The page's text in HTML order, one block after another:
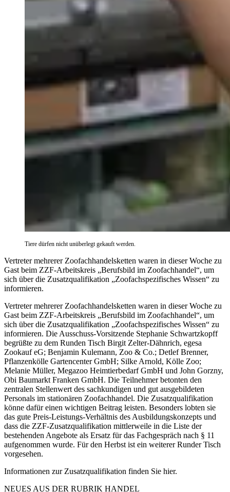
Tiere dürfen nicht unüberlegt gekauft werden.
Vertreter mehrerer Zoofachhandelsketten waren in dieser Woche zu
Gast beim ZZF-Arbeitskreis „Berufsbild im Zoofachhandel“, um
sich über die Zusatzqualifikation „Zoofachspezifisches Wissen“ zu
informieren.
Vertreter mehrerer Zoofachhandelsketten waren in dieser Woche zu
Gast beim ZZF-Arbeitskreis „Berufsbild im Zoofachhandel“, um
sich über die Zusatzqualifikation „Zoofachspezifisches Wissen“ zu
informieren. Die Ausschuss-Vorsitzende Stephanie Schwartzkopff
begrüßte zu dem Runden Tisch Birgit Zelter-Dähnrich, egesa
Zookauf eG; Benjamin Kulemann, Zoo & Co.; Detlef Brenner,
Pflanzenkölle Gartencenter GmbH; Silke Arnold, Kölle Zoo;
Melanie Müller, Megazoo Heimtierbedarf GmbH und John Gorzny,
Obi Baumarkt Franken GmbH. Die Teilnehmer betonten den
zentralen Stellenwert des sachkundigen und gut ausgebildeten
Personals im stationären Zoofachhandel. Die Zusatzqualifikation
könne dafür einen wichtigen Beitrag leisten. Besonders lobten sie
das gute Preis-Leistungs-Verhältnis des Ausbildungskonzepts und
dass die ZZF-Zusatzqualifikation mittlerweile in die Liste der
bestehenden Angebote als Ersatz für das Fachgespräch nach § 11
aufgenommen wurde. Für den Herbst ist ein weiterer Runder Tisch
vorgesehen.
Informationen zur Zusatzqualifikation finden Sie hier.
NEUES AUS DER RUBRIK HANDEL